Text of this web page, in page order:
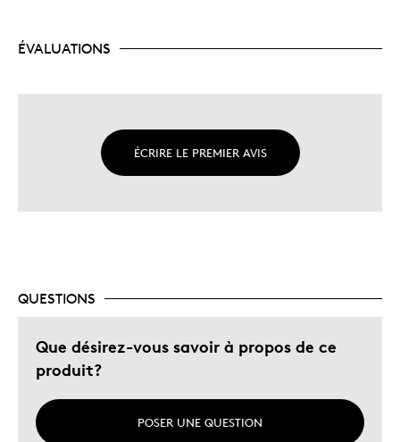
ÉVALUATIONS
ÉCRIRE LE PREMIER AVIS
QUESTIONS
Que désirez-vous savoir à propos de ce
produit?
POSER UNE QUESTION